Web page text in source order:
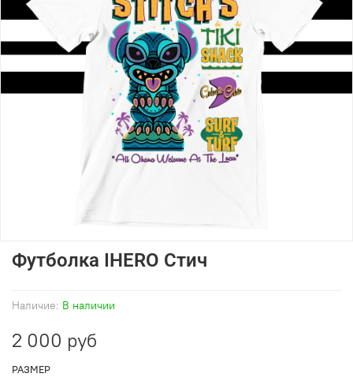
Наличие: В наличии
Футболка IHERO Стич
2 000 руб
РАЗМЕР